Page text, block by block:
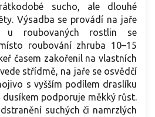
sucho, ale dlouhé
Výsadba se provádí na jaře
u roubovaných rostlin se
roubování zhruba 10–15
časem zakořenil na vlastních
střídmě, na jaře se osvědčí
s vyšším podílem draslíku
podporuje měkký růst.
suchých či namrzlých